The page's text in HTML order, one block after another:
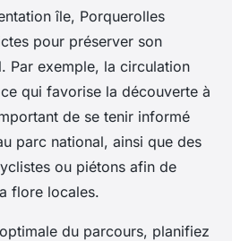
île, Porquerolles
pour préserver son
Par exemple, la circulation
qui favorise la découverte à
de se tenir informé
parc national, ainsi que des
ou piétons afin de
flore locales.
du parcours, planifiez